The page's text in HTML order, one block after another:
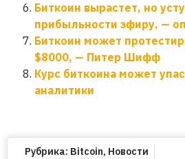
Биткоин вырастет, но
прибыльности эфиру, —
Биткоин может
$8000, — Питер Шифф
Курс биткоина может
аналитики
Рубрика: Bitcoin, Новости